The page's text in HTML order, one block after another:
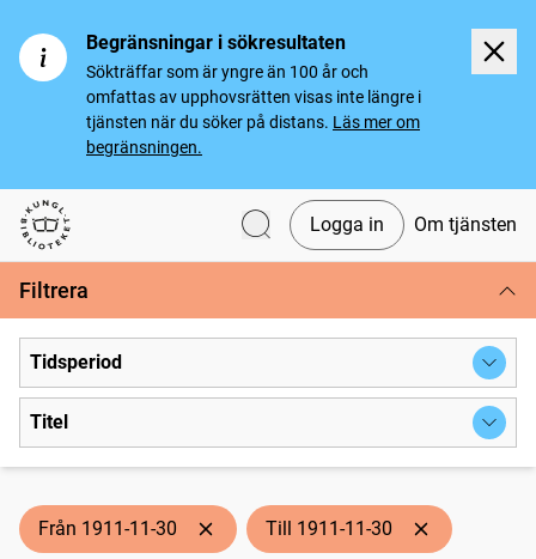
Begränsningar i sökresultaten
Sökträffar som är yngre än 100 år och
omfattas av upphovsrätten visas inte längre i
tjänsten när du söker på distans. Läs mer om
begränsningen.
Svenska tidningar
Logga in Om tjänsten
Filtrera
Tidsperiod
Titel
Från 1911-11-30 Till 1911-11-30